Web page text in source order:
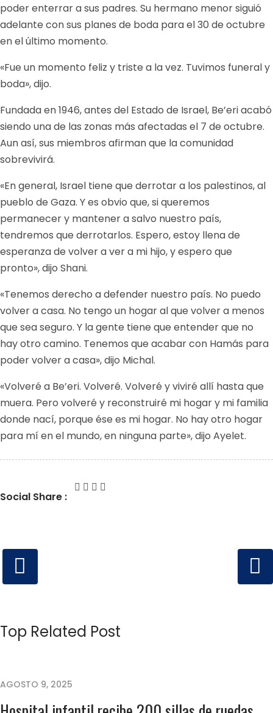
poder enterrar a sus padres. Su hermano menor siguió
adelante con sus planes de boda para el 30 de octubre
en el último momento.
«Fue un momento feliz y triste a la vez. Tuvimos funeral y
boda», dijo.
Fundada en 1946, antes del Estado de Israel, Be’eri acabó
siendo una de las zonas más afectadas el 7 de octubre.
Aun así, sus miembros afirman que la comunidad
sobrevivirá.
«En general, Israel tiene que derrotar a los palestinos, al
pueblo de Gaza. Y es obvio que, si queremos
permanecer y mantener a salvo nuestro país,
tendremos que derrotarlos. Espero, estoy llena de
esperanza de volver a ver a mi hijo, y espero que
pronto», dijo Shani.
«Tenemos derecho a defender nuestro país. No puedo
volver a casa. No tengo un hogar al que volver a menos
que sea seguro. Y la gente tiene que entender que no
hay otro camino. Tenemos que acabar con Hamás para
poder volver a casa», dijo Michal.
«Volveré a Be’eri. Volveré. Volveré y viviré allí hasta que
muera. Pero volveré y reconstruiré mi hogar y mi familia
donde nací, porque ése es mi hogar. No hay otro hogar
para mí en el mundo, en ninguna parte», dijo Ayelet.
Social Share :
Top Related Post
AGOSTO 9, 2025